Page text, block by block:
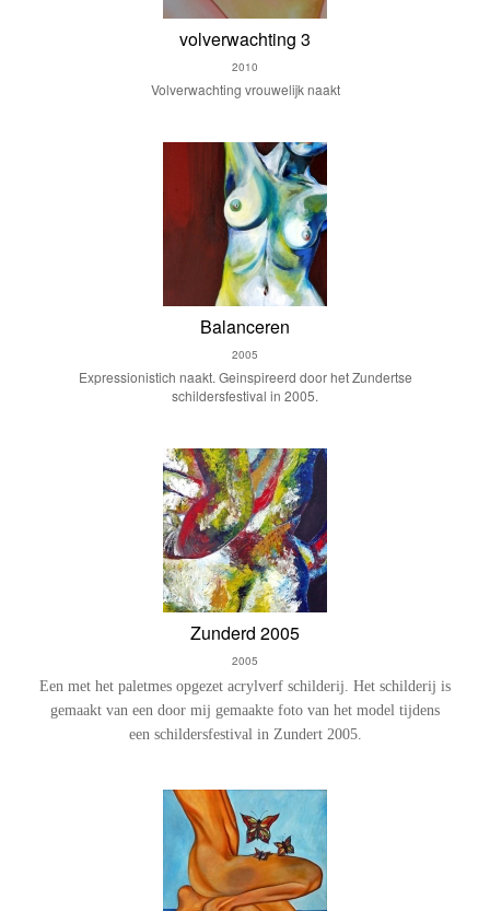
volverwachting 3
2010
Volverwachting vrouwelijk naakt
Balanceren
2005
Expressionistich naakt. Geinspireerd door het Zundertse
schildersfestival in 2005.
Zunderd 2005
2005
Een met het paletmes opgezet acrylverf schilderij. Het schilderij is
gemaakt van een door mij gemaakte foto van het model tijdens
een schildersfestival in Zundert 2005.